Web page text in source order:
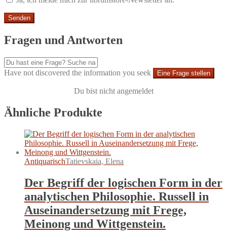
Fragen und Antworten
Have not discovered the information you seek Eine Frage stellen
Du bist nicht angemeldet
Ähnliche Produkte
AntiquarischTatievskaia, Elena
Der Begriff der logischen Form in der
analytischen Philosophie. Russell in
Auseinandersetzung mit Frege,
Meinong und Wittgenstein.